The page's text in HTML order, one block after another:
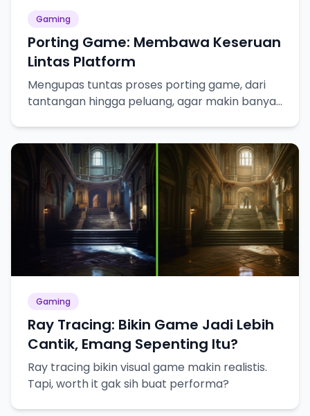
Gaming
Porting Game: Membawa Keseruan
Lintas Platform
Mengupas tuntas proses porting game, dari
tantangan hingga peluang, agar makin banyak
Gaming
Ray Tracing: Bikin Game Jadi Lebih
Cantik, Emang Sepenting Itu?
Ray tracing bikin visual game makin realistis.
Tapi, worth it gak sih buat performa?